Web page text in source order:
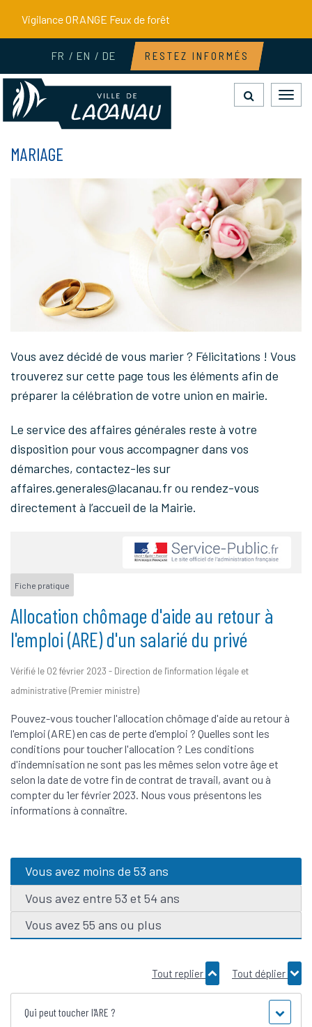
Vigilance ORANGE Feux de forêt
FR EN DE RESTEZ INFORMÉS
MARIAGE
Vous avez décidé de vous marier ? Félicitations ! Vous
trouverez sur cette page tous les éléments afin de
préparer la célébration de votre union en mairie.
Le service des affaires générales reste à votre
disposition pour vous accompagner dans vos
démarches, contactez-les sur
affaires.generales@lacanau.fr ou rendez-vous
directement à l’accueil de la Mairie.
Fiche pratique
Allocation chômage d'aide au retour à
l'emploi (ARE) d'un salarié du privé
Vérifié le 02 février 2023 - Direction de l'information légale et
administrative (Premier ministre)
Pouvez-vous toucher l'allocation chômage d'aide au retour à
l'emploi (ARE) en cas de perte d'emploi ? Quelles sont les
conditions pour toucher l'allocation ? Les conditions
d'indemnisation ne sont pas les mêmes selon votre âge et
selon la date de votre fin de contrat de travail, avant ou à
compter du 1er février 2023. Nous vous présentons les
informations à connaître.
Vous avez moins de 53 ans
Vous avez entre 53 et 54 ans
Vous avez 55 ans ou plus
Tout replier Tout déplier
Qui peut toucher l'ARE ?